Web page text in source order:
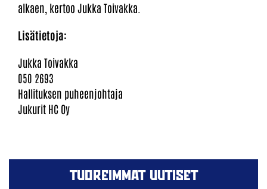
alkaen, kertoo Jukka Toivakka.
Lisätietoja:
Jukka Toivakka
050 2693
Hallituksen puheenjohtaja
Jukurit HC Oy
TUOREIMMAT UUTISET